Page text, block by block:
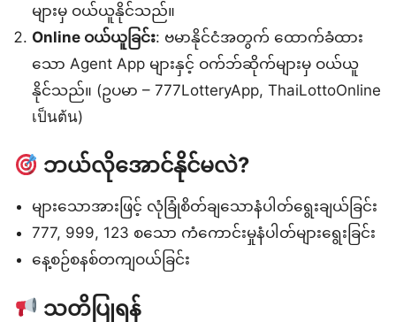
များမှ ဝယ်ယူနိုင်သည်။
Online ဝယ်ယူခြင်း: ဗမာနိုင်ငံအတွက် ထောက်ခံထား
သော Agent App များနှင့် ဝက်ဘ်ဆိုက်များမှ ဝယ်ယူ
နိုင်သည်။ (ဥပမာ – 777LotteryApp, ThaiLottoOnline
เป็นต้น)
ဘယ်လိုအောင်နိုင်မလဲ?
များသောအားဖြင့် လုံခြုံစိတ်ချသောနံပါတ်ရွေးချယ်ခြင်း
777, 999, 123 စသော ကံကောင်းမှုနံပါတ်များရွေးခြင်း
နေ့စဉ်စနစ်တကျဝယ်ခြင်း
သတိပြုရန်